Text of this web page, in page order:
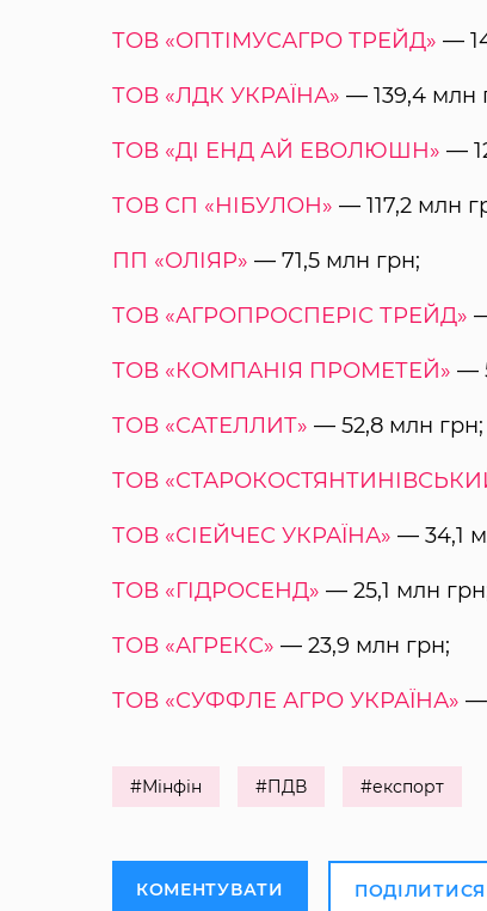
ТОВ «ОПТІМУСАГРО ТРЕЙД» —
ТОВ «ЛДК УКРАЇНА» — 139,4 млн
ТОВ «ДІ ЕНД АЙ ЕВОЛЮШН» —
ТОВ СП «НІБУЛОН» — 117,2 млн
ПП «ОЛІЯР» — 71,5 млн грн;
ТОВ «АГРОПРОСПЕРІС ТРЕЙД»
ТОВ «КОМПАНІЯ ПРОМЕТЕЙ» —
ТОВ «САТЕЛЛИТ» — 52,8 млн грн;
ТОВ
ТОВ «СІЕЙЧЕС УКРАЇНА» — 34,1
ТОВ «ГІДРОСЕНД» — 25,1 млн
ТОВ «АГРЕКС» — 23,9 млн грн;
ТОВ «СУФФЛЕ АГРО УКРАЇНА» —
#Мінфін #ПДВ #експорт
КОМЕНТУВАТИ